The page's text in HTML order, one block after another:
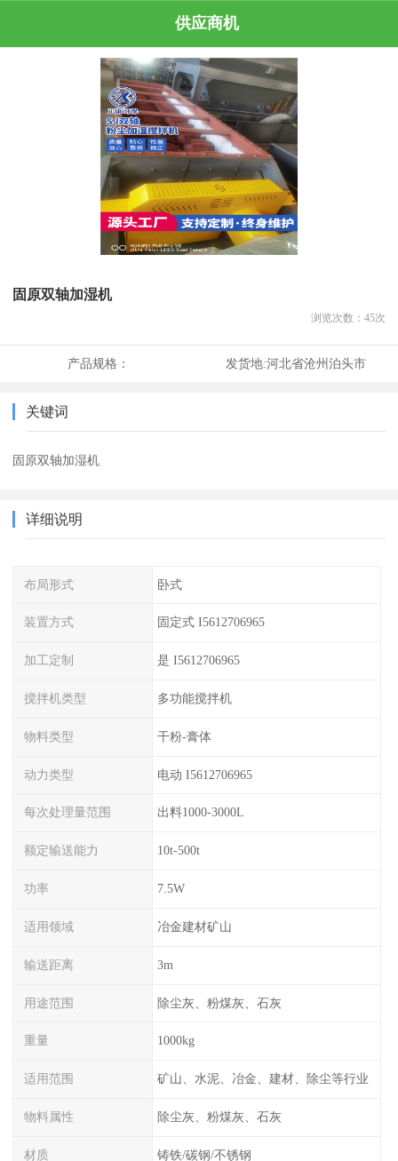
供应商机
固原双轴加湿机
浏览次数： 45次
产品规格： 发货地:河北省沧州泊头市
关键词
固原双轴加湿机
详细说明
布局形式 卧式
装置方式 固定式 I5612706965
加工定制 是 I5612706965
搅拌机类型 多功能搅拌机
物料类型 干粉-膏体
动力类型 电动 I5612706965
每次处理量范围 出料1000-3000L
额定输送能力 10t-500t
功率 7.5W
适用领域 冶金建材矿山
输送距离 3m
用途范围 除尘灰、粉煤灰、石灰
重量 1000kg
适用范围 矿山、水泥、冶金、建材、除尘等行业
物料属性 除尘灰、粉煤灰、石灰
材质 铸铁/碳钢/不锈钢